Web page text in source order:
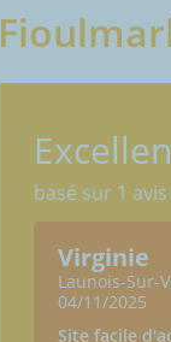
basé sur 1
Virginie
Launois-Sur-
04/11/2025
Site facile